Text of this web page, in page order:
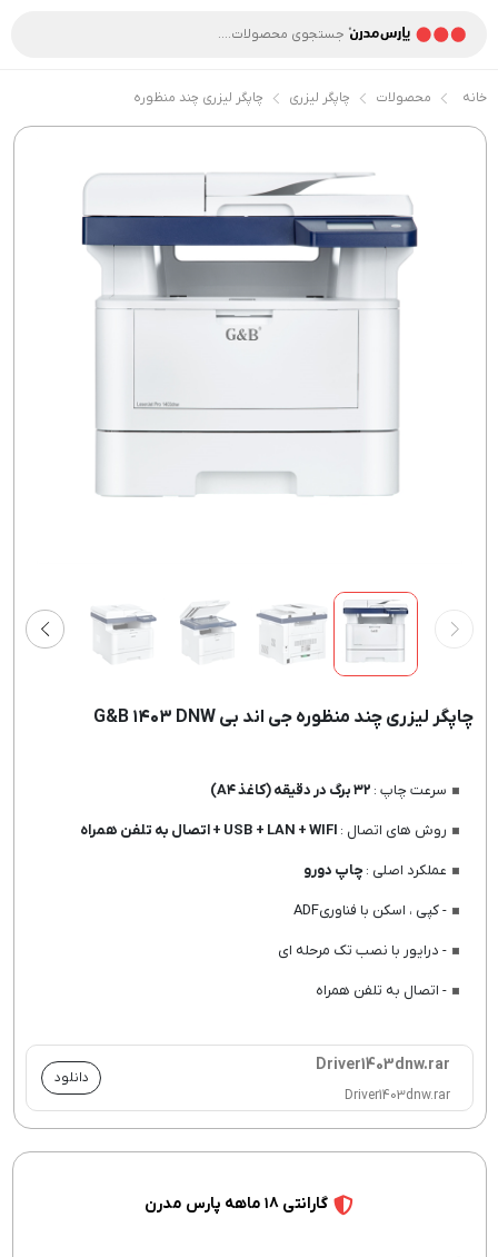
خانه محصولات چاپگر لیزری چاپگر لیزری چند منظوره
چاپگر لیزری چند منظوره جی اند بی G&B ۱۴۰۳ DNW
سرعت چاپ :
روش های اتصال :
عملکرد اصلی : چاپ دورو
- کپی ، اسکن با فناوریADF
- درایور با نصب تک مرحله ای
- اتصال به تلفن همراه
Driver1403dnw.rar
Driver1403dnw.rar
دانلود
گارانتی ۱۸ ماهه پارس مدرن